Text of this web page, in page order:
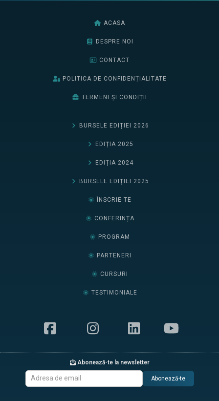
ACASA
DESPRE NOI
CONTACT
POLITICA DE CONFIDENȚIALITATE
TERMENI ȘI CONDIȚII
BURSELE EDIȚIEI 2026
EDIȚIA 2025
EDIȚIA 2024
BURSELE EDIȚIEI 2025
ÎNSCRIE-TE
CONFERINȚA
PROGRAM
PARTENERI
CURSURI
TESTIMONIALE
Abonează-te la newsletter
Abonează-te